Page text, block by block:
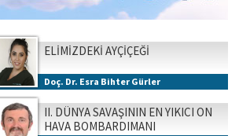
ELİMİZDEKİ AYÇİÇEĞİ
Doç. Dr. Esra Bihter Gürler
II. DÜNYA SAVAŞININ EN YIKICI ON
HAVA BOMBARDIMANI